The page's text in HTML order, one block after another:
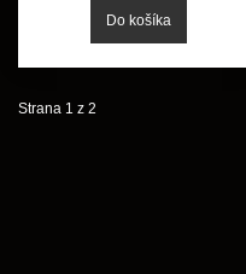
Strana 1 z 2